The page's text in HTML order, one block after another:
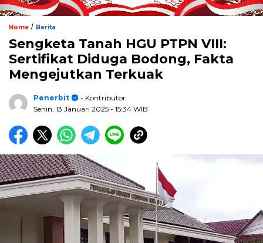
Home / Berita
Sengketa Tanah HGU PTPN VIII:
Sertifikat Diduga Bodong, Fakta
Mengejutkan Terkuak
Penerbit
- Kontributor
Senin, 13 Januari 2025 - 15:34 WIB